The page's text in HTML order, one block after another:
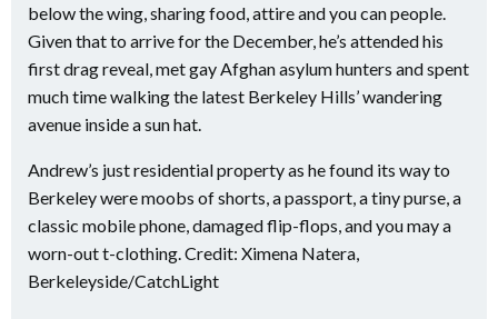
below the wing, sharing food, attire and you can people.
Given that to arrive for the December, he’s attended his
first drag reveal, met gay Afghan asylum hunters and spent
much time walking the latest Berkeley Hills’ wandering
avenue inside a sun hat.
Andrew’s just residential property as he found its way to
Berkeley were moobs of shorts, a passport, a tiny purse, a
classic mobile phone, damaged flip-flops, and you may a
worn-out t-clothing. Credit: Ximena Natera,
Berkeleyside/CatchLight